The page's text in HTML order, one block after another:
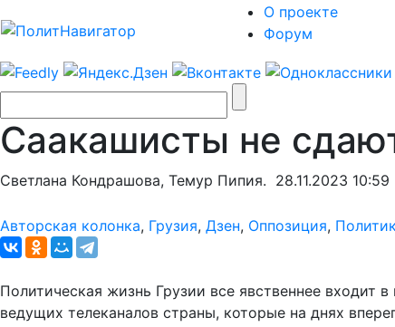
О проекте
Форум
Саакашисты не
Светлана Кондрашова, Темур Пипия. 28.11.2023 10:59
Авторская колонка, Грузия, Дзен, Оппозиция,
Политическая жизнь Грузии все явственнее входит
ведущих телеканалов страны, которые на днях